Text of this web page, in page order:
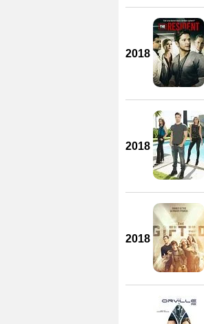
2018
2018
2018